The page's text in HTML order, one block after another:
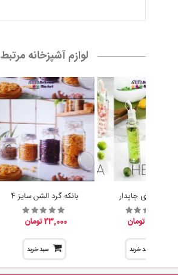
لوازم آشپزخانه مرتبط
آبلیموخوری چاپدار
سبد خرید
بانکه گرد الشن سایز 4
23,000 تومان
سبد خرید